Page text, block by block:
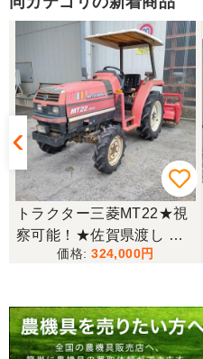
トラクター三菱MT22★視
察可能！★佐賀県渡し 三
菱 トラクター MT22 22馬
ー MT 4WD ディーゼル 現
状渡し【P11460730】
324,000